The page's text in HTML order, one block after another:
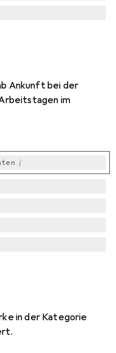
Ankunft bei der
im
i
in der Kategorie